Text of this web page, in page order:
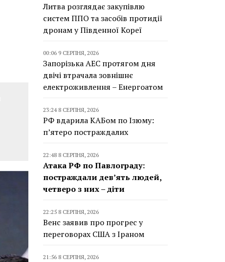
Литва розглядає закупівлю
систем ППО та засобів протидії
дронам у Південної Кореї
00:06 9 СЕРПНЯ, 2026
Запорізька АЕС протягом дня
двічі втрачала зовнішнє
електроживлення – Енергоатом
23:24 8 СЕРПНЯ, 2026
РФ вдарила КАБом по Ізюму:
п’ятеро постраждалих
22:48 8 СЕРПНЯ, 2026
Атака РФ по Павлограду:
постраждали дев’ять людей,
четверо з них – діти
22:25 8 СЕРПНЯ, 2026
Венс заявив про прогрес у
переговорах США з Іраном
21:56 8 СЕРПНЯ, 2026